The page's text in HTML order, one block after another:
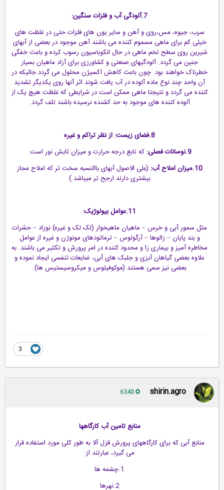
سرب، جیوه، مس،روی و آهن و سایر یون های فلزات حتی در غلظت های
خیلی کم برای ماهی مسموم کننده می باشند آهن موجود در بعضی از آبهای
شیرین روی سطح تخم ماهی در حال انکوباسیون رسوب کرده و باعث خفگی
جنین می گردد. آلودگیهای صنعتی و کشاورزی برای آزاد ماهیان بسیار
خطرناک خواهند بود. چون باعث کاهش اکسیژن محلول می گردد.جائیکه در
آن واحد چند نوع ماده آلوده در آب یافت شوند اثر آنها روی یکدیگر تشدید
کننده می گردد و نتیجتا ماهی ممکن است در شرایطی که غلظت هیچ یک از
آلوده کننده های موجود به حد کشنده نرسیده باشند تلف گردد.
که تابع درجه حرارت و میزان تابش نور است.
10.میزان املاح آب:
(علی الاصول آبهای باالنسبه سخت تر که املاح مجاز
بیشتری دارند ارجح تر میباشد )
مثل سمور آبی و خرس – ماهیان ماهیخوار (لک لک و غیره) نوزاد – حشرات
و بند پایان – زالوها – آرگولوس – ترماتودهای مونوژن و غیره از عوامل
مخاطره آمیز و بیماری زا و محدود کننده در امر پرورش و تکثیر می باشند. به
علاوه بعضی گیاهان آبزی و جلبک های آبی، ضایعات تنفسی ایجاد نموده و
بعضی نیز سمی هستند (موکوفیلوس و میکروسیستیس ها).
shirin.agro
منابع تامین آب کارگاهها
منابع آبی که برای کارگاههای پرورش قزل آلا به طور کلی مورد استفاده قرار
می گیرد، عبارتند از: